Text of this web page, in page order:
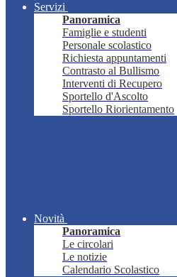
Servizi
Panoramica
Famiglie e studenti
Personale scolastico
Richiesta appuntamenti
Contrasto al Bullismo
Interventi di Recupero
Sportello d'Ascolto
Sportello Riorientamento
Novità
Panoramica
Le circolari
Le notizie
Calendario Scolastico